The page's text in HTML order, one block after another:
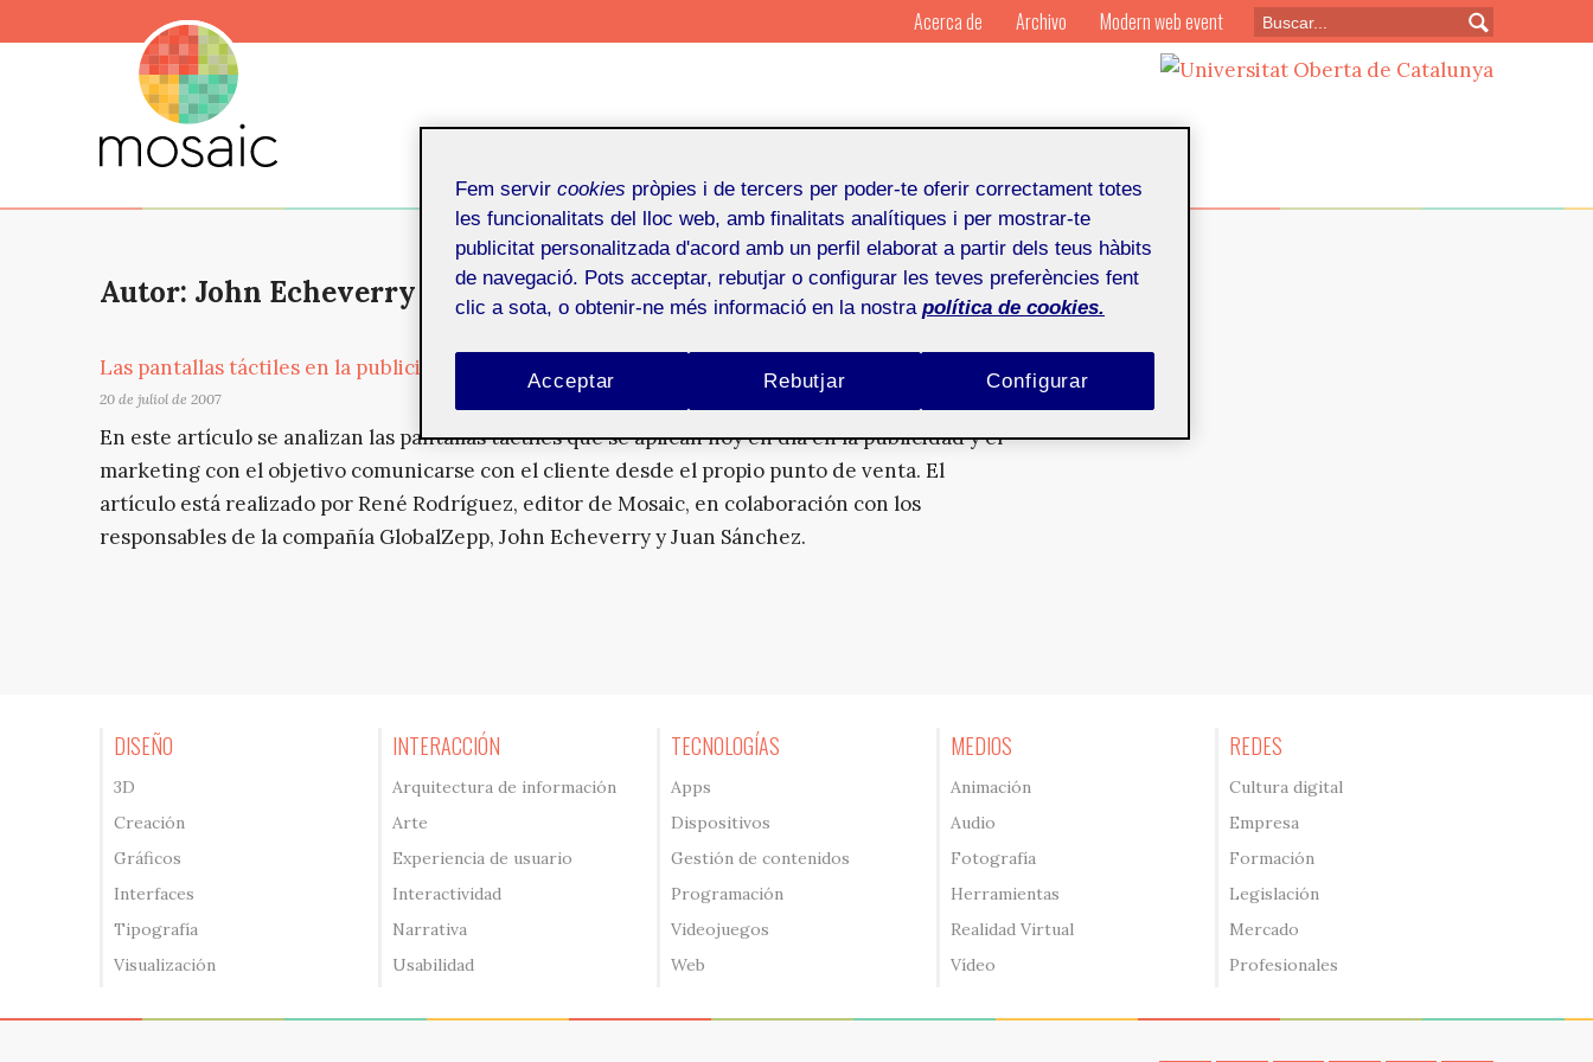
Autor: John Echeverry
Las pantallas táctiles en la publicidad y el marketing
20 de juliol de 2007
En este artículo se analizan las pantallas táctiles que se aplican hoy en día en la publicidad y el
marketing con el objetivo comunicarse con el cliente desde el propio punto de venta. El
artículo está realizado por René Rodríguez, editor de Mosaic, en colaboración con los
responsables de la compañía GlobalZepp, John Echeverry y Juan Sánchez.
DISEÑO
3D
Creación
Gráficos
Interfaces
Tipografía
Visualización
INTERACCIÓN
Arquitectura de información
Arte
Experiencia de usuario
Interactividad
Narrativa
Usabilidad
TECNOLOGÍAS
Apps
Dispositivos
Gestión de contenidos
Programación
Videojuegos
Web
MEDIOS
Animación
Audio
Fotografía
Herramientas
Realidad Virtual
Vídeo
REDES
Cultura digital
Empresa
Formación
Legislación
Mercado
Profesionales
Acerca de Archivo Modern web event
Fem servir cookies pròpies i de tercers per poder-te oferir correctament totes
les funcionalitats del lloc web, amb finalitats analítiques i per mostrar-te
publicitat personalitzada d'acord amb un perfil elaborat a partir dels teus hàbits
de navegació. Pots acceptar, rebutjar o configurar les teves preferències fent
clic a sota, o obtenir-ne més informació en la nostra política de cookies.
Rebutjar
Acceptar Configurar